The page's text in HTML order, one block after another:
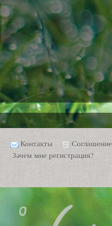
Контакты
Соглашение
Зачем мне регистрация?